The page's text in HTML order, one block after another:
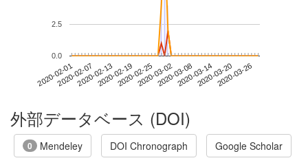
2020-02-012020-02-072020-02-132020-02-192020-02-252020-03-022020-03-082020-03-142020-03-202020-03-26
0.0
2.5
外部データベース (DOI)
0 Mendeley DOI Chronograph Google Scholar